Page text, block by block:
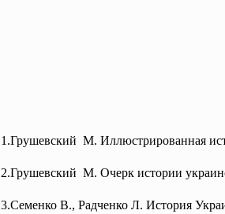
1.Грушевский М. Иллюстрированная
2.Грушевский М. Очерк истории
3.Семенко В., Радченко Л. История